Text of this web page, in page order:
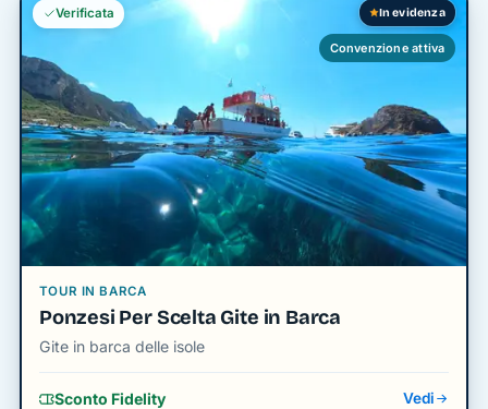
TOUR IN BARCA
Ponzesi Per Scelta Gite in Barca
Gite in barca delle isole
Sconto Fidelity Vedi
Verificata
Convenzione attiva
In evidenza